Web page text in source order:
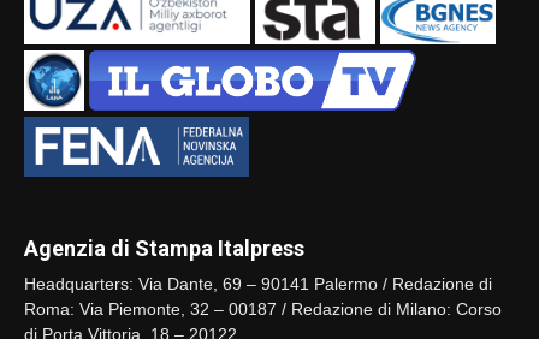
Agenzia di Stampa Italpress
Headquarters: Via Dante, 69 – 90141 Palermo / Redazione di
Roma: Via Piemonte, 32 – 00187 / Redazione di Milano: Corso
di Porta Vittoria, 18 – 20122